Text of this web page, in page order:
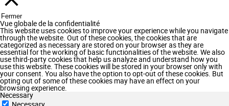
Fermer
Vue globale de la confidentialité
This website uses cookies to improve your experience while you navigate
through the website. Out of these cookies, the cookies that are
categorized as necessary are stored on your browser as they are
essential for the working of basic functionalities of the website. We also
use third-party cookies that help us analyze and understand how you
use this website. These cookies will be stored in your browser only with
your consent. You also have the option to opt-out of these cookies. But
opting out of some of these cookies may have an effect on your
browsing experience.
Necessary